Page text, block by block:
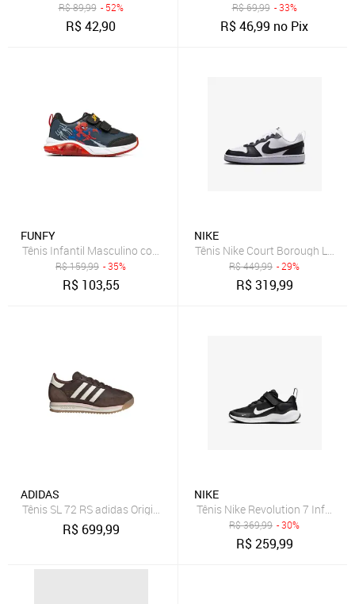
R$89,99 - 52%
R$42,90
R$69,99 - 33%
R$46,99 no Pix
FUNFY
R$159,99 - 35%
R$ 103,55
NIKE
Tênis Nike Court Borough Low
R$449,99 - 29%
R$319,99
ADIDAS
Tênis SL 72 RS adidas Originals Marrom
R$ 699,99
NIKE
Tênis Nike Revolution 7 Infantil
R$369,99 - 30%
R$259,99